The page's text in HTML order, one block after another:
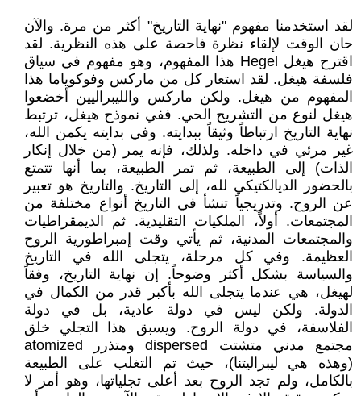
لقد استخدمنا مفهوم "نهاية التاريخ" أكثر من مرة. والآن
حان الوقت لإلقاء نظرة فاحصة على هذه النظرية. لقد
اقترح هيغل Hegel هذا المفهوم، وهو مفهوم في سياق
فلسفة هيغل. لقد استعار كل من ماركس وفوكوياما هذا
المفهوم من هيغل. ولكن ماركس والليبراليين أخضعوا
هيغل لنوع من التشريح الحي. ففي نموذج هيغل، ترتبط
نهاية التاريخ ارتباطاً وثيقاً ببدايته. وفي بدايته يكمن الله،
غير مرئي في داخله. ولذلك، فإنه يمر (من خلال إنكار
الذات) إلى الطبيعة، ثم تمر الطبيعة، بما أنها تتمتع
بالحضور الديالكتيكي لله، إلى التاريخ. والتاريخ هو تعبير
عن الروح. وتدريجياً تنشأ في التاريخ أنواع مختلفة من
المجتمعات. أولاً، الملكيات التقليدية. ثم الديمقراطيات
والمجتمعات المدنية، ثم يأتي وقت إمبراطورية الروح
العظيمة. وفي كل مرحلة، يتجلى الله في التاريخ
والسياسة بشكل أكثر وضوحاً. إن نهاية التاريخ، وفقاً
لهيغل، هي عندما يتجلى الله بأكبر قدر من الكمال في
الدولة. ولكن ليس في دولة عادية، بل في دولة
الفلاسفة، في دولة الروح. ويسبق هذا التجلي خلق
مجتمع مدني متشتت dispersed ومتذرر atomized
(وهذه هي ليبراليتنا)، حيث تم التغلب على الطبيعة
بالكامل، ولم تجد الروح بعد أعلى تجلياتها، وهو أمر لا